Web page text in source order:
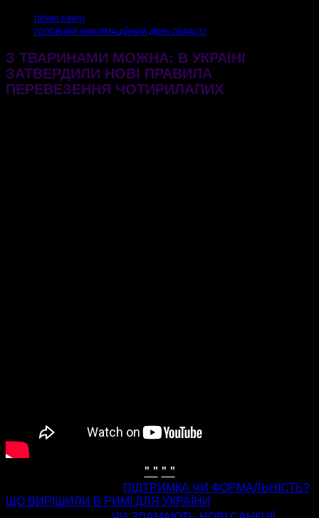
ПРЯМІ ЕФІРИ
ГОЛОВНИЙ ІНФОРМАЦІЙНИЙ ДЕНЬ ОБЛАСТІ
З ТВАРИНАМИ МОЖНА: В УКРАЇНІ
ЗАТВЕРДИЛИ НОВІ ПРАВИЛА
ПЕРЕВЕЗЕННЯ ЧОТИРИЛАПИХ
" " " "
ПІДТРИМКА ЧИ ФОРМАЛЬНІСТЬ?
ЩО ВИРІШИЛИ В РИМІ ДЛЯ УКРАЇНИ